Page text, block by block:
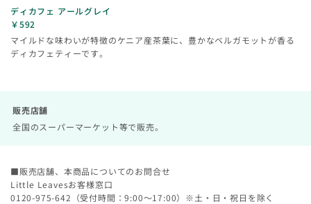
ディカフェ アールグレイ
￥592
マイルドな味わいが特徴のケニア産茶葉に、豊かなベルガモットが香る
ディカフェティーです。
販売店舗
全国のスーパーマーケット等で販売。
■販売店舗、本商品についてのお問合せ
Little Leavesお客様窓口
0120-975-642（受付時間：9:00〜17:00）※土・日・祝日を除く